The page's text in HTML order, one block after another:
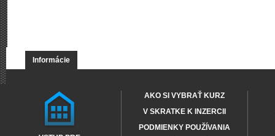
Informácie
AKO SI VYBRAŤ KURZ
V SKRATKE K INZERCII
PODMIENKY POUŽÍVANIA